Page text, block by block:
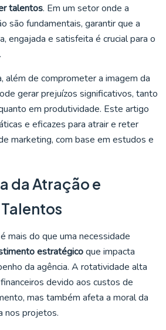
talentos. Em um setor onde a
são fundamentais, garantir que a
engajada e satisfeita é crucial para o
além de comprometer a imagem da
gerar prejuízos significativos, tanto
em produtividade. Este artigo
e eficazes para atrair e reter
marketing, com base em estudos e
da Atração e
mais do que uma necessidade
estratégicoque impacta
da agência. A rotatividade alta
devido aos custos de
mas também afeta a moral da
nos projetos.